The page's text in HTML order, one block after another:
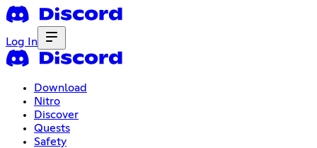
Log In
Download
Nitro
Discover
Quests
Safety